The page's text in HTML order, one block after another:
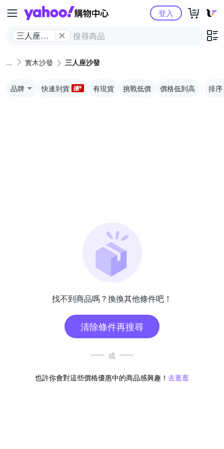
Yahoo購物中心
三人座沙
登入
實木沙發 三人座沙發
品牌 快速到貨 有現貨 挑戰低價 價格低到高 排序
找不到商品嗎？換換其他條件吧！
清除條件再搜尋
或
也許你會對這些價格優惠中的商品感興趣！ 去逛逛